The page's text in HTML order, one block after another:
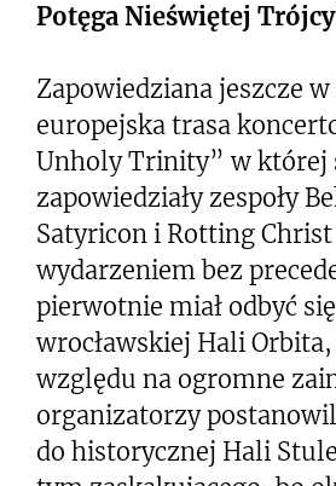
Potęga Nieświętej
Zapowiedziana jeszcze
europejska trasa
Unholy Trinity” w której
zapowiedziały zespoły
Satyricon i Rotting Christ
wydarzeniem bez
pierwotnie miał odbyć
wrocławskiej Hali
względu na ogromne
organizatorzy
do historycznej Hali